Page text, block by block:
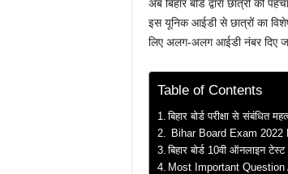
अब बिहार बोर्ड द्वारा छात्रों की
इस यूनिक आईडी से छात्रों का
लिए अलग-अलग आईडी नंबर दिए
Table of Contents
बिहार बोर्ड परीक्षा से
Bihar Board Exam
बिहार बोर्ड 10वी ऑनलाइन
Most Important Question